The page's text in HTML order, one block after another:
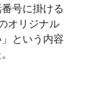
号に掛ける
オリジナル
という内容